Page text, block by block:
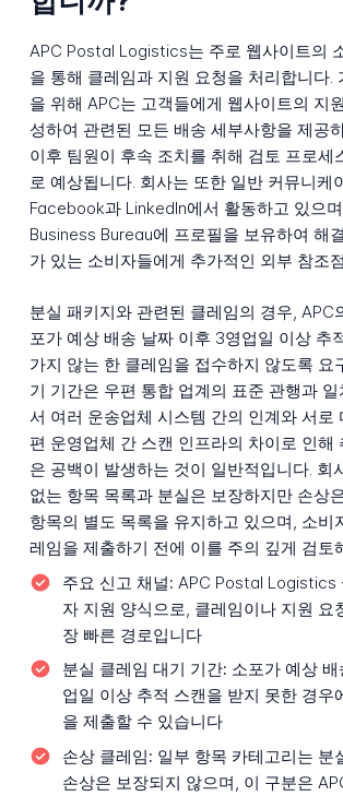
APC Postal Logistics는 주로 웹사이트의
을 통해 클레임과 지원 요청을 처리합니다.
을 위해 APC는 고객들에게 웹사이트의 지
성하여 관련된 모든 배송 세부사항을 제공
이후 팀원이 후속 조치를 취해 검토 프로세
로 예상됩니다. 회사는 또한 일반 커뮤니케
Facebook과 LinkedIn에서 활동하고 있으
Business Bureau에 프로필을 보유하여 해
가 있는 소비자들에게 추가적인 외부 참조
분실 패키지와 관련된 클레임의 경우, APC
포가 예상 배송 날짜 이후 3영업일 이상 추
가지 않는 한 클레임을 접수하지 않도록 요
기 기간은 우편 통합 업계의 표준 관행과
서 여러 운송업체 시스템 간의 인계와 서로
편 운영업체 간 스캔 인프라의 차이로 인해
은 공백이 발생하는 것이 일반적입니다. 회
없는 항목 목록과 분실은 보장하지만 손상
항목의 별도 목록을 유지하고 있으며, 소비
레임을 제출하기 전에 이를 주의 깊게 검토
주요 신고 채널: APC Postal Logistics
자 지원 양식으로, 클레임이나 지원 요
장 빠른 경로입니다
분실 클레임 대기 기간: 소포가 예상
업일 이상 추적 스캔을 받지 못한 경우
을 제출할 수 있습니다
손상 클레임: 일부 항목 카테고리는 분
손상은 보장되지 않으며, 이 구분은